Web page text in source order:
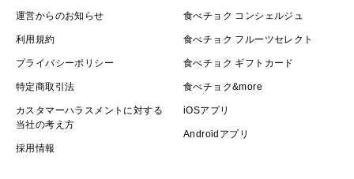
運営からのお知らせ
利用規約
プライバシーポリシー
特定商取引法
カスタマーハラスメントに対する
当社の考え方
採用情報
食べチョク コンシェルジュ
食べチョク フルーツセレクト
食べチョク ギフトカード
食べチョク&more
iOSアプリ
Androidアプリ